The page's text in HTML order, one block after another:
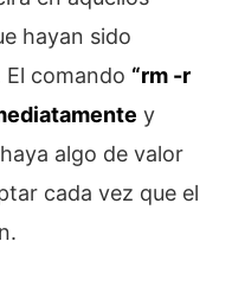
hayan sido
comando “rm -r
y
algo de valor
cada vez que el